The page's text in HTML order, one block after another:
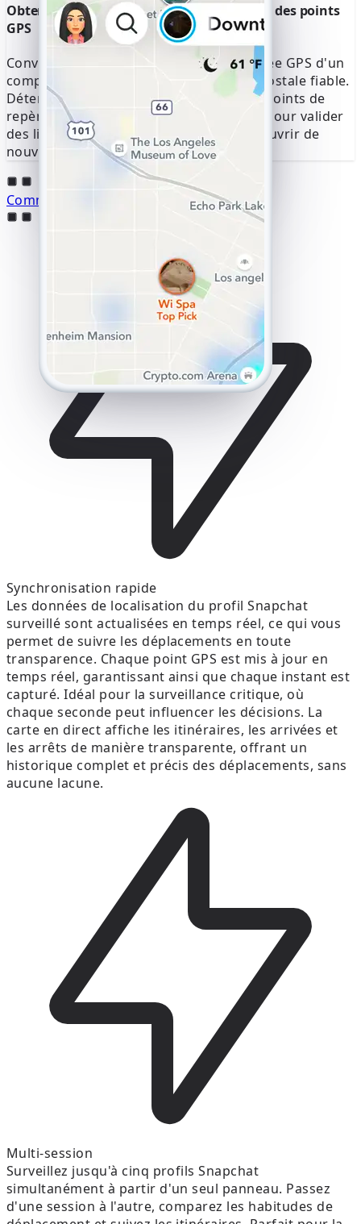
Obtenez dès maintenant l'adresse à partir des points
GPS
Convertissez n'importe quelle coordonnée GPS d'un
compte Snapchat suivi en une adresse postale fiable.
Déterminez la ville, le code postal et les points de
repère notables pour chaque lieu. Idéal pour valider
des lieux, vérifier des itinéraires ou découvrir de
nouveaux endroits.
Commencez le suivi dès maintenant
Synchronisation rapide
Les données de localisation du profil Snapchat
surveillé sont actualisées en temps réel, ce qui vous
permet de suivre les déplacements en toute
transparence. Chaque point GPS est mis à jour en
temps réel, garantissant ainsi que chaque instant est
capturé. Idéal pour la surveillance critique, où
chaque seconde peut influencer les décisions. La
carte en direct affiche les itinéraires, les arrivées et
les arrêts de manière transparente, offrant un
historique complet et précis des déplacements, sans
aucune lacune.
Multi-session
Surveillez jusqu'à cinq profils Snapchat
simultanément à partir d'un seul panneau. Passez
d'une session à l'autre, comparez les habitudes de